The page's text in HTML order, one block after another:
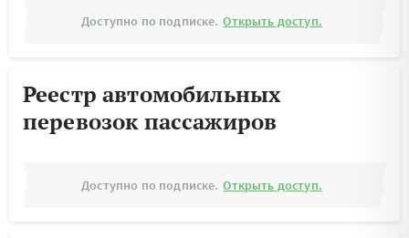
Доступно по подписке. Открыть доступ.
Реестр автомобильных
перевозок пассажиров
Доступно по подписке. Открыть доступ.